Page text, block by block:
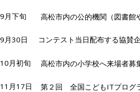
9月下旬 高松市内の公的機関（図書館
9月30日 コンテスト当日配布する協賛
10月初旬 高松市内の小学校へ来場者募
11月17日 第２回 全国こどもITプログ